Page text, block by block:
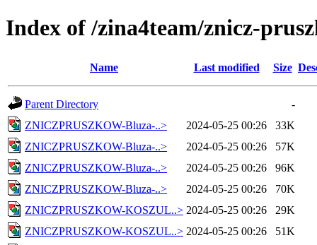
Index of /zina4team/znicz-
Name Last modified Size
Parent Directory
-
ZNICZPRUSZKOW-Bluza-..>
2024-05-25 00:26
33K
ZNICZPRUSZKOW-Bluza-..>
2024-05-25 00:26
57K
ZNICZPRUSZKOW-Bluza-..>
2024-05-25 00:26
96K
ZNICZPRUSZKOW-Bluza-..>
2024-05-25 00:26
70K
ZNICZPRUSZKOW-KOSZUL..> 2024-05-25 00:26
29K
ZNICZPRUSZKOW-KOSZUL..> 2024-05-25 00:26
51K